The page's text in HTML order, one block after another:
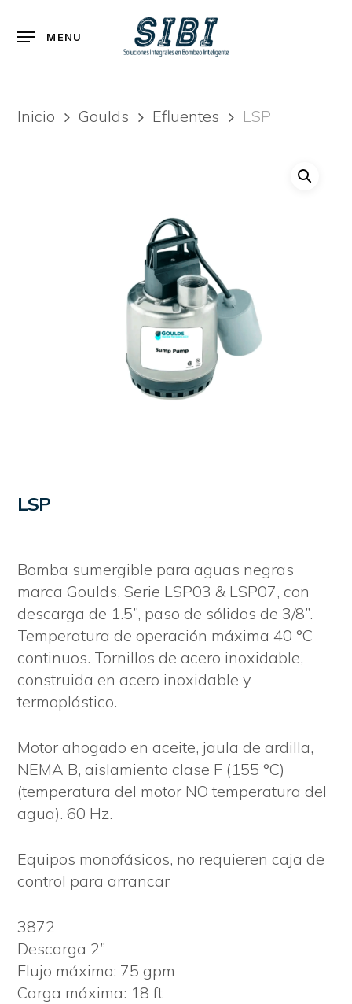
MENU
Inicio Goulds Efluentes LSP
LSP
Bomba sumergible para aguas negras
marca Goulds, Serie LSP03 & LSP07, con
descarga de 1.5”, paso de sólidos de 3/8”.
Temperatura de operación máxima 40 °C
continuos. Tornillos de acero inoxidable,
construida en acero inoxidable y
termoplástico.
Motor ahogado en aceite, jaula de ardilla,
NEMA B, aislamiento clase F (155 °C)
(temperatura del motor NO temperatura del
agua). 60 Hz.
Equipos monofásicos, no requieren caja de
control para arrancar
3872
Descarga 2”
Flujo máximo: 75 gpm
Carga máxima: 18 ft
Menu